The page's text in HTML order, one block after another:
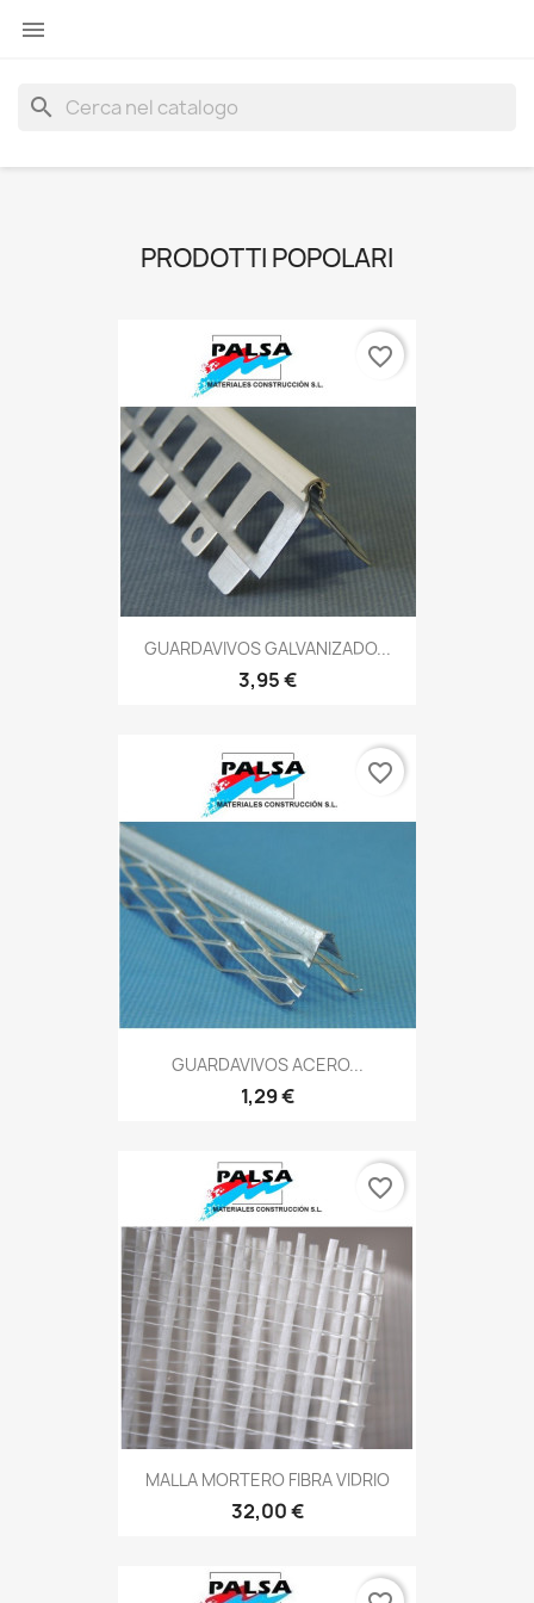

search
PRODOTTI POPOLARI
GUARDAVIVOS GALVANIZADO...
3,95 €
favorite_border
GUARDAVIVOS ACERO...
1,29 €
favorite_border
MALLA MORTERO FIBRA VIDRIO
32,00 €
favorite_border